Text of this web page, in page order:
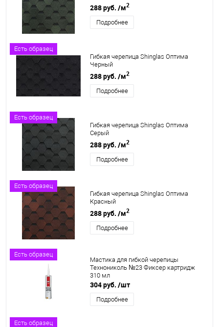
288 руб. /м2
Подробнее
Есть образец
Гибкая черепица Shinglas Оптима
Черный
288 руб. /м2
Подробнее
Есть образец
Гибкая черепица Shinglas Оптима
Серый
288 руб. /м2
Подробнее
Есть образец
Гибкая черепица Shinglas Оптима
Красный
288 руб. /м2
Подробнее
Есть образец
Мастика для гибкой черепицы
Технониколь №23 Фиксер картридж
310 мл
304 руб. /шт
Подробнее
Есть образец